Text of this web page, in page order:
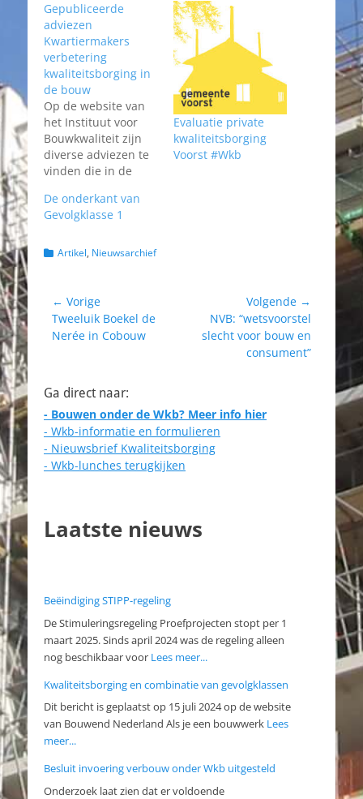
Gepubliceerde
adviezen
Kwartiermakers
verbetering
kwaliteitsborging in
de bouw
Op de website van
het Instituut voor
Bouwkwaliteit zijn
diverse adviezen te
vinden die in de
- op basis van
gesprekken met
zijn uitgebracht aan
en
Koninkrijksrelaties.
Voor een
pagina onder de…
Evaluatie private
kwaliteitsborging
Voorst #Wkb
De onderkant van
Gevolgklasse 1
Categorieën
Artikel, Nieuwsarchief
Bericht
navigatie
← Vorige
Vorig
bericht:
Tweeluik Boekel de
Nerée in Cobouw
Volgende →
Volgend
bericht:
NVB: “wetsvoorstel
slecht voor bouw en
consument”
Ga direct naar:
- Bouwen onder de Wkb? Meer info hier
- Wkb-informatie en formulieren
- Nieuwsbrief Kwaliteitsborging
- Wkb-lunches terugkijken
Laatste nieuws
Beëindiging STIPP-regeling
De Stimuleringsregeling Proefprojecten stopt per 1
maart 2025. Sinds april 2024 was de regeling alleen
nog beschikbaar voor Lees meer...
Kwaliteitsborging en combinatie van gevolgklassen
Dit bericht is geplaatst op 15 juli 2024 op de website
van Bouwend Nederland Als je een bouwwerk Lees
meer...
Besluit invoering verbouw onder Wkb uitgesteld
Onderzoek laat zien dat er voldoende